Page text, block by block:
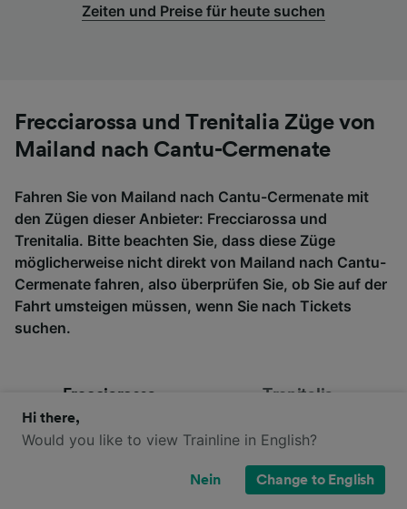
Zeiten und Preise für heute suchen
Frecciarossa und Trenitalia Züge von
Mailand nach Cantu-Cermenate
Fahren Sie von Mailand nach Cantu-Cermenate mit
den Zügen dieser Anbieter: Frecciarossa und
Trenitalia. Bitte beachten Sie, dass diese Züge
möglicherweise nicht direkt von Mailand nach Cantu-
Cermenate fahren, also überprüfen Sie, ob Sie auf der
Fahrt umsteigen müssen, wenn Sie nach Tickets
suchen.
Frecciarossa Trenitalia
Hi there,
Would you like to view Trainline in English?
Nein Change to English